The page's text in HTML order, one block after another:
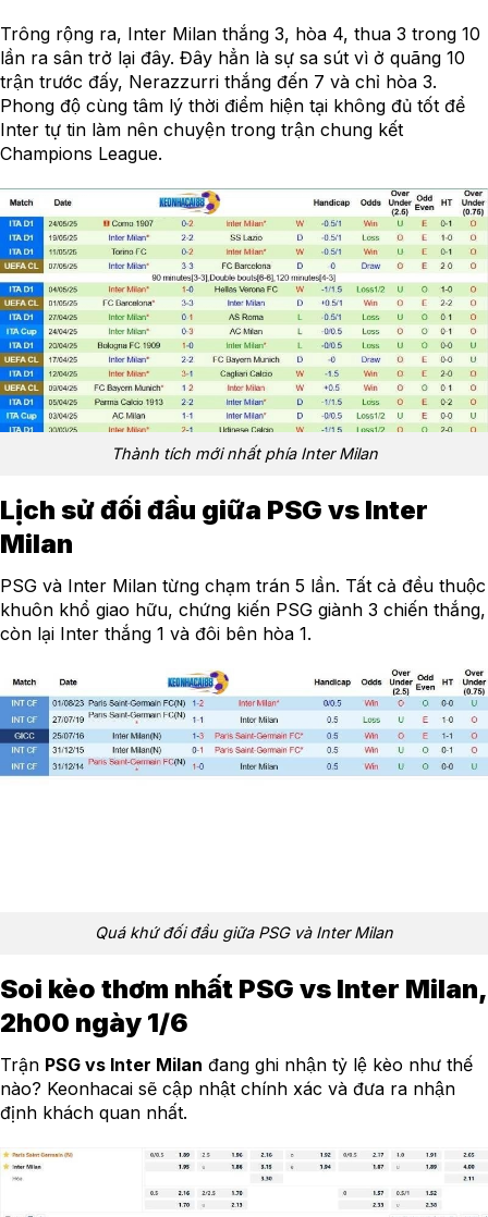
Trông rộng ra, Inter Milan thắng 3, hòa 4, thua 3 trong 10
lần ra sân trở lại đây. Đây hẳn là sự sa sút vì ở quãng 10
trận trước đấy, Nerazzurri thắng đến 7 và chỉ hòa 3.
Phong độ cùng tâm lý thời điểm hiện tại không đủ tốt để
Inter tự tin làm nên chuyện trong trận chung kết
Champions League.
Thành tích mới nhất phía Inter Milan
Lịch sử đối đầu giữa PSG vs Inter
Milan
PSG và Inter Milan từng chạm trán 5 lần. Tất cả đều thuộc
khuôn khổ giao hữu, chứng kiến PSG giành 3 chiến thắng,
còn lại Inter thắng 1 và đôi bên hòa 1.
Quá khứ đối đầu giữa PSG và Inter Milan
Soi kèo thơm nhất PSG vs Inter Milan,
2h00 ngày 1/6
Trận PSG vs Inter Milan đang ghi nhận tỷ lệ kèo như thế
nào? Keonhacai sẽ cập nhật chính xác và đưa ra nhận
định khách quan nhất.